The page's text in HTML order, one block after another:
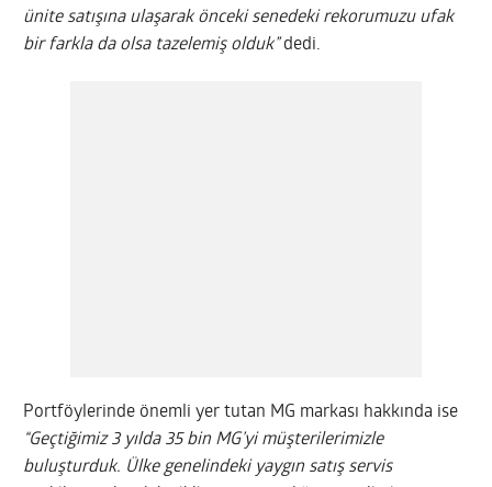
ünite satışına ulaşarak önceki senedeki rekorumuzu ufak
bir farkla da olsa tazelemiş olduk”dedi.
Portföylerinde önemli yer tutan MG markası hakkında ise
“Geçtiğimiz 3 yılda 35 bin MG’yi müşterilerimizle
buluşturduk. Ülke genelindeki yaygın satış servis